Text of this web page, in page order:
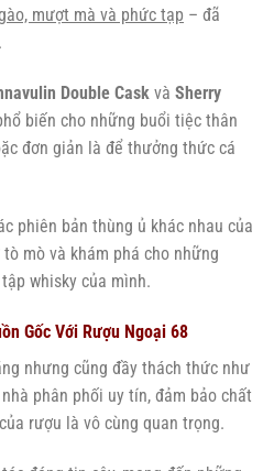
mượt mà và phức tạp – đã
Double Cask và Sherry
biến cho những buổi tiệc thân
đơn giản là để thưởng thức cá
phiên bản thùng ủ khác nhau của
mò và khám phá cho những
whisky của mình.
Gốc Với Rượu Ngoại 68
nhưng cũng đầy thách thức như
phân phối uy tín, đảm bảo chất
rượu là vô cùng quan trọng.